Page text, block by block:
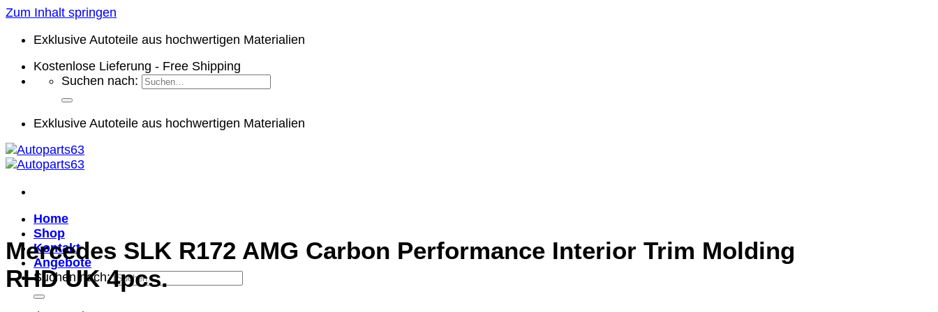
Zum Inhalt springen
Exklusive Autoteile aus hochwertigen Materialien
Kostenlose Lieferung - Free Shipping
Suchen nach:
Exklusive Autoteile aus hochwertigen Materialien
Home
Shop
Kontakt
Angebote
Suchen nach:
Mercedes SLK R172 AMG Carbon Performance Interior Trim Molding
RHD UK 4pcs.